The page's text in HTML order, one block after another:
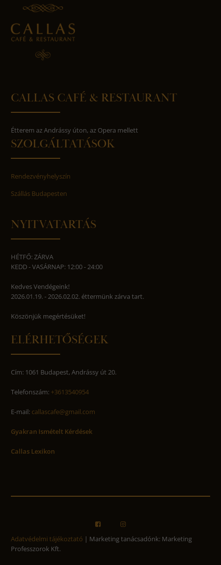
CALLAS CAFÉ & RESTAURANT
Étterem az Andrássy úton, az Opera mellett
SZOLGÁLTATÁSOK
Rendezvényhelyszín
Szállás Budapesten
NYITVATARTÁS
HÉTFŐ: ZÁRVA
KEDD - VASÁRNAP: 12:00 - 24:00
Kedves Vendégeink!
2026.01.19. - 2026.02.02. éttermünk zárva tart.
Köszönjük megértésüket!
ELÉRHETŐSÉGEK
Cím: 1061 Budapest, Andrássy út 20.
Telefonszám: +3613540954
E-mail: callascafe@gmail.com
Gyakran Ismételt Kérdések
Callas Lexikon
Adatvédelmi tájékoztató | Marketing tanácsadónk: Marketing
Professzorok Kft.